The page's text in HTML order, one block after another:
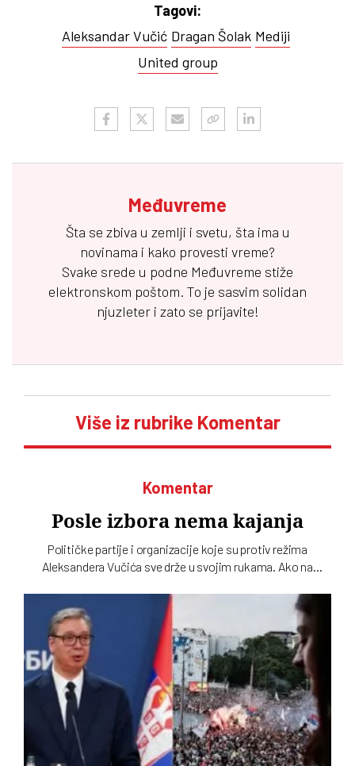
Tagovi:
Aleksandar Vučić Dragan Šolak Mediji
United group
Međuvreme
Šta se zbiva u zemlji i svetu, šta ima u
novinama i kako provesti vreme?
Svake srede u podne Međuvreme stiže
elektronskom poštom. To je sasvim solidan
njuzleter i zato se prijavite!
Više iz rubrike Komentar
Komentar
Posle izbora nema kajanja
Političke partije i organizacije koje su protiv režima
Aleksandera Vučića sve drže u svojim rukama. Ako na
krive